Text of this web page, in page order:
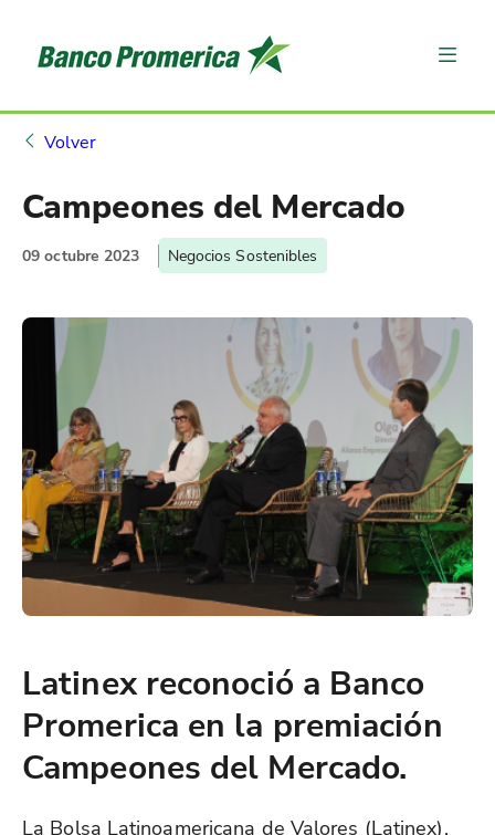
Volver
Campeones del Mercado
09 octubre 2023 Negocios Sostenibles
Latinex reconoció a Banco
Promerica en la premiación
Campeones del Mercado.
La Bolsa Latinoamericana de Valores (Latinex),